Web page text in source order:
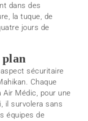
dans des
la tuque, de
jours de
sécuritaire
Chaque
Air Médic, pour une
il survolera sans
équipes de